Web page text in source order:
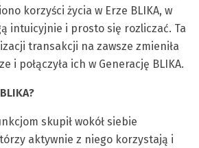
korzyści życia w Erze BLIKA, w
intuicyjnie i prosto się rozliczać. Ta
transakcji na zawsze zmieniła
i połączyła ich w Generację BLIKA.
skupił wokół siebie
aktywnie z niego korzystają i